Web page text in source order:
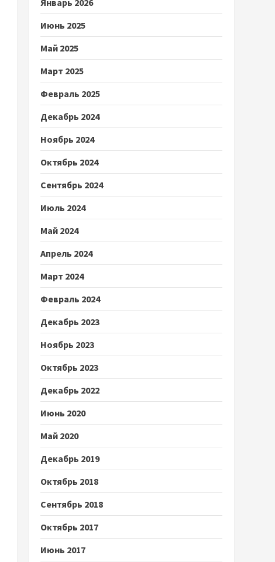
Январь 2026
Июнь 2025
Май 2025
Март 2025
Февраль 2025
Декабрь 2024
Ноябрь 2024
Октябрь 2024
Сентябрь 2024
Июль 2024
Май 2024
Апрель 2024
Март 2024
Февраль 2024
Декабрь 2023
Ноябрь 2023
Октябрь 2023
Декабрь 2022
Июнь 2020
Май 2020
Декабрь 2019
Октябрь 2018
Сентябрь 2018
Октябрь 2017
Июнь 2017